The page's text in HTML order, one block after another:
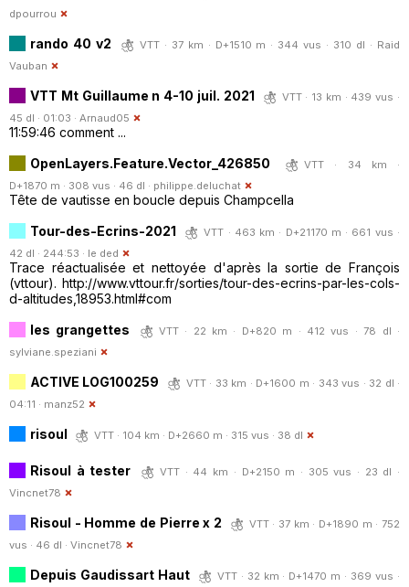
dpourrou
rando 40 v2 VTT · 37 km · D+1510 m · 344 vus · 310 dl · Raid
Vauban
VTT Mt Guillaume n 4-10 juil. 2021
VTT · 13 km · 439 vus ·
45 dl · 01:03 · Arnaud05
11:59:46 comment ...
OpenLayers.Feature.Vector_426850
VTT · 34 km ·
D+1870 m · 308 vus · 46 dl · philippe.deluchat
Tête de vautisse en boucle depuis Champcella
Tour-des-Ecrins-2021
VTT · 463 km · D+21170 m · 661 vus ·
42 dl · 244:53 · le ded
Trace réactualisée et nettoyée d'après la sortie de François
(vttour). http://www.vttour.fr/sorties/tour-des-ecrins-par-les-cols-
d-altitudes,18953.html#com
les grangettes
VTT · 22 km · D+820 m · 412 vus · 78 dl ·
sylviane.speziani
ACTIVE LOG100259
VTT · 33 km · D+1600 m · 343 vus · 32 dl ·
04:11 · manz52
risoul VTT · 104 km · D+2660 m · 315 vus · 38 dl
Risoul à tester
VTT · 44 km · D+2150 m · 305 vus · 23 dl ·
Vincnet78
Risoul - Homme de Pierre x 2
VTT · 37 km · D+1890 m · 752
vus · 46 dl · Vincnet78
Depuis Gaudissart Haut VTT · 32 km · D+1470 m · 369 vus ·